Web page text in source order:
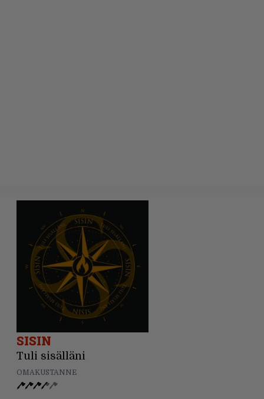
SISIN
Tuli sisälläni
OMAKUSTANNE